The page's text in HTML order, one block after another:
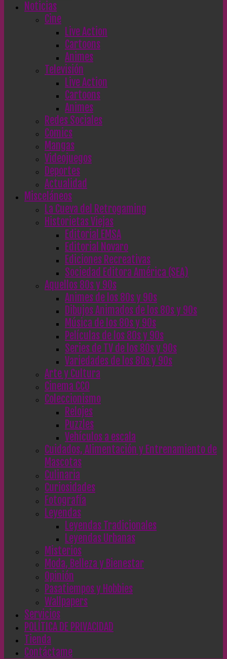
Noticias
Cine
Live Action
Cartoons
Animes
Televisión
Live Action
Cartoons
Animes
Redes Sociales
Comics
Mangas
Videojuegos
Deportes
Actualidad
Misceláneos
La Cueva del Retrogaming
Historietas Viejas
Editorial EMSA
Editorial Novaro
Ediciones Recreativas
Sociedad Editora América (SEA)
Aquellos 80s y 90s
Animes de los 80s y 90s
Dibujos Animados de los 80s y 90s
Música de los 80s y 90s
Películas de los 80s y 90s
Series de TV de los 80s y 90s
Variedades de los 80s y 90s
Arte y Cultura
Cinema CC0
Coleccionismo
Relojes
Puzzles
Vehículos a escala
Cuidados, Alimentación y Entrenamiento de
Mascotas
Culinaria
Curiosidades
Fotografía
Leyendas
Leyendas Tradicionales
Leyendas Urbanas
Misterios
Moda, Belleza y Bienestar
Opinión
Pasatiempos y Hobbies
Wallpapers
Servicios
POLÍTICA DE PRIVACIDAD
Tienda
Contáctame